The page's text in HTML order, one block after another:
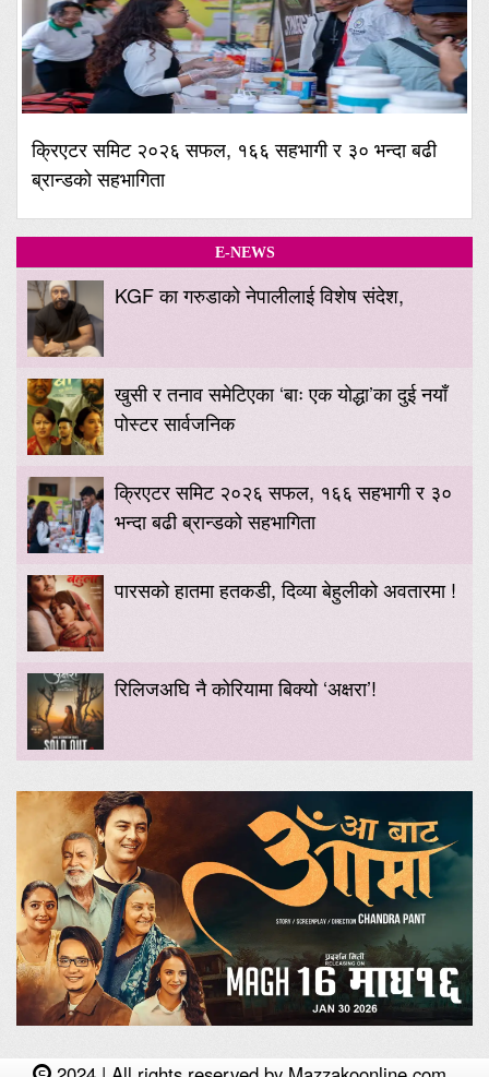
क्रिएटर समिट २०२६ सफल, १६६ सहभागी र ३० भन्दा बढी
ब्रान्डको सहभागिता
E-NEWS
KGF का गरुडाको नेपालीलाई विशेष संदेश,
खुसी र तनाव समेटिएका ‘बाः एक योद्धा’का दुई नयाँ
पोस्टर सार्वजनिक
क्रिएटर समिट २०२६ सफल, १६६ सहभागी र ३०
भन्दा बढी ब्रान्डको सहभागिता
पारसको हातमा हतकडी, दिव्या बेहुलीको अवतारमा !
रिलिजअघि नै कोरियामा बिक्यो ‘अक्षरा’!